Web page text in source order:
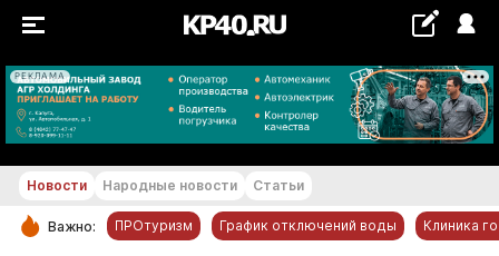
РЕКЛАМА
+18...+19 °С
Новости Народные новости Статьи
Важно: ПРОтуризм График отключений воды Клиника